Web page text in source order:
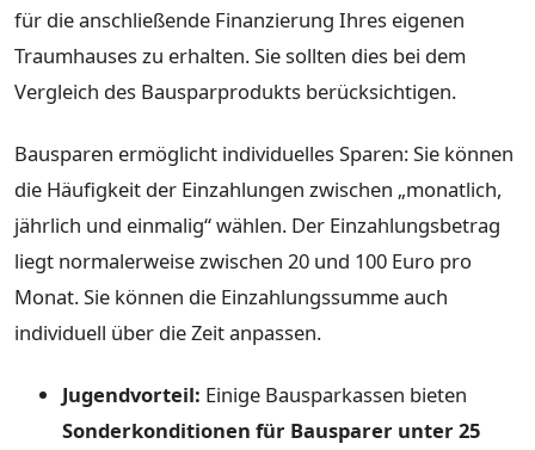
für die anschließende Finanzierung Ihres eigenen
Traumhauses zu erhalten. Sie sollten dies bei dem
Vergleich des Bausparprodukts berücksichtigen.
Bausparen ermöglicht individuelles Sparen: Sie können
die Häufigkeit der Einzahlungen zwischen „monatlich,
jährlich und einmalig“ wählen. Der Einzahlungsbetrag
liegt normalerweise zwischen 20 und 100 Euro pro
Monat. Sie können die Einzahlungssumme auch
individuell über die Zeit anpassen.
Jugendvorteil: Einige Bausparkassen bieten
Sonderkonditionen für Bausparer unter 25